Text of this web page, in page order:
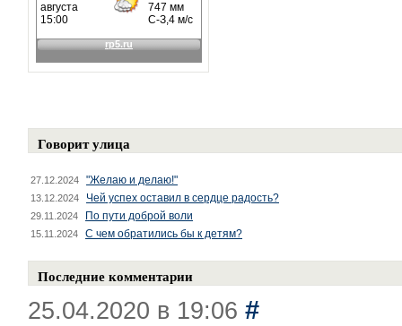
Говорит улица
27.12.2024 "Желаю и делаю!"
13.12.2024 Чей успех оставил в сердце радость?
29.11.2024 По пути доброй воли
15.11.2024 С чем обратились бы к детям?
Последние комментарии
25.04.2020 в 19:06 #